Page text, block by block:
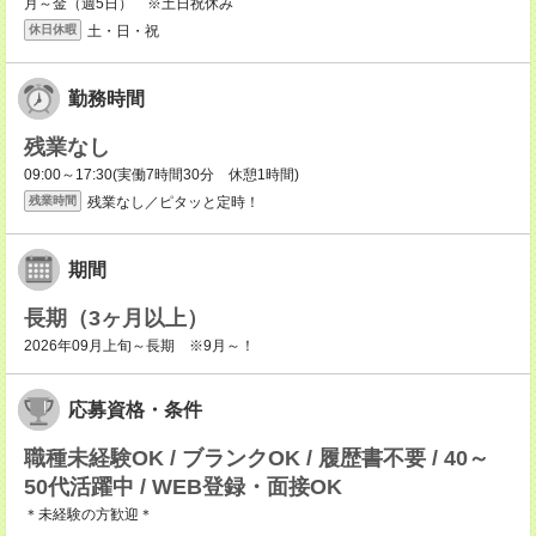
月～金（週5日） ※土日祝休み
休日休暇 土・日・祝
勤務時間
残業なし
09:00～17:30(実働7時間30分 休憩1時間)
残業時間 残業なし／ピタッと定時！
期間
長期（3ヶ月以上）
2026年09月上旬～長期 ※9月～！
応募資格・条件
職種未経験OK / ブランクOK / 履歴書不要 / 40～
50代活躍中 / WEB登録・面接OK
＊未経験の方歓迎＊